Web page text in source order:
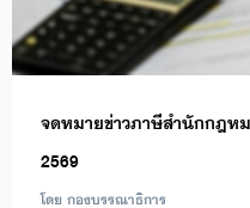
จดหมายข่าวภาษีสำนักกฎห
2569
โดย กองบรรณาธิการ